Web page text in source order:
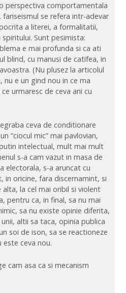
perspectiva comportamentala
fariseismul se refera intr-adevar
a literei, a formalitatii,
Sunt pesimista:
e mai profunda si ca ati
blind, cu manusi de catifea, in
(Nu plusez la articolul
nu e un gind nou in ce ma
urmaresc de ceva ani cu
ceva de conditionare
“ciocul mic” mai pavlovian,
intelectual, mult mai mult
s-a cam vazut in masa de
electorala, s-a aruncat cu
in oricine, fara discernamint, si
la cel mai oribil si violent
pentru ca, in final, sa nu mai
sa nu existe opinie diferita,
altii sa taca, opinia publica
soi de ison, sa se reactioneze
este ceva nou.
cam asa ca si mecanism